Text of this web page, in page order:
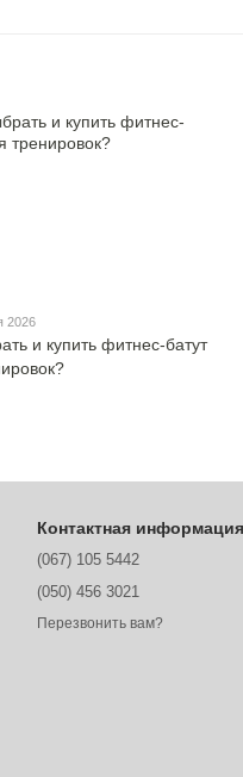
2026
и купить фитнес-батут
Контактная информация
(067) 105 5442
(050) 456 3021
Перезвонить вам?